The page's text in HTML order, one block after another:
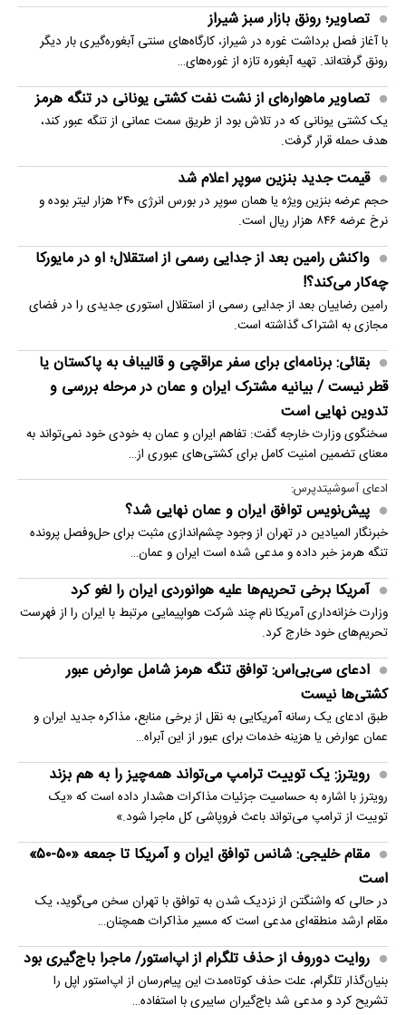
تصاویر؛ رونق بازار سبز شیراز
با آغاز فصل برداشت غوره در شیراز، کارگاه‌های سنتی آبغوره‌گیری بار دیگر
رونق گرفته‌اند. تهیه آبغوره تازه از غوره‌های…
تصاویر ماهواره‌ای از نشت نفت کشتی یونانی در تنگه هرمز
یک کشتی یونانی که در تلاش بود از طریق سمت عمانی از تنگه عبور کند،
هدف حمله قرار گرفت.
قیمت جدید بنزین سوپر اعلام شد
حجم عرضه بنزین ویژه یا همان سوپر در بورس انرژی ۲۴۰ هزار لیتر بوده و
نرخ عرضه ۸۴۶ هزار ریال است.
واکنش رامین بعد از جدایی رسمی از استقلال؛ او در مایورکا
چه‌کار می‌کند؟!
رامین رضاییان بعد از جدایی رسمی از استقلال استوری جدیدی را در فضای
مجازی به اشتراک گذاشته است.
بقائی: برنامه‌ای برای سفر عراقچی و قالیباف به پاکستان یا
قطر نیست / بیانیه مشترک ایران و عمان در مرحله بررسی و
تدوین نهایی است
سخنگوی وزارت خارجه گفت: تفاهم ایران و عمان به خودی خود نمی‌تواند به
معنای تضمین امنیت کامل برای کشتی‌های عبوری از…
ادعای آسوشیتدپرس:
پیش‌نویس توافق ایران و عمان نهایی شد؟
خبرنگار المیادین در تهران از وجود چشم‌اندازی مثبت برای حل‌وفصل پرونده
تنگه هرمز خبر داده و مدعی شده است ایران و عمان…
آمریکا برخی تحریم‌ها علیه هوانوردی ایران را لغو کرد
وزارت خزانه‌داری آمریکا نام چند شرکت هواپیمایی مرتبط با ایران را از فهرست
تحریم‌های خود خارج کرد.
ادعای سی‌بی‌اس: توافق تنگه هرمز شامل عوارض عبور
کشتی‌ها نیست
طبق ادعای یک رسانه آمریکایی به نقل از برخی منابع، مذاکره جدید ایران و
عمان عوارض یا هزینه خدمات برای عبور از این آبراه…
رویترز: یک توییت ترامپ می‌تواند همه‌چیز را به هم بزند
رویترز با اشاره به حساسیت جزئیات مذاکرات هشدار داده است که «یک
توییت از ترامپ می‌تواند باعث فروپاشی کل ماجرا شود.»
مقام خلیجی: شانس توافق ایران و آمریکا تا جمعه «۵۰-۵۰»
است
در حالی که واشنگتن از نزدیک شدن به توافق با تهران سخن می‌گوید، یک
مقام ارشد منطقه‌ای مدعی است که مسیر مذاکرات همچنان…
روایت دوروف از حذف تلگرام از اپ‌استور/ ماجرا باج‌گیری بود
بنیان‌گذار تلگرام، علت حذف کوتاه‌مدت این پیام‌رسان از اپ‌استور اپل را
تشریح کرد و مدعی شد باج‌گیران سایبری با استفاده…